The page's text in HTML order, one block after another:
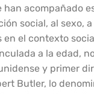
acompañado
social, al sexo,
el contexto
a la edad,
y primer
Butler, lo